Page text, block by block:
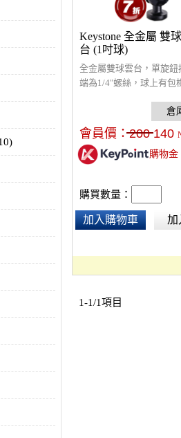
Keystone 全金屬 雙
台 (1吋球)
全金屬雙球雲台，單旋鈕
端為1/4"螺絲，球上有包
會員價：200 140
購物金
購買數量：
加入購物車 加
1-1/1項目